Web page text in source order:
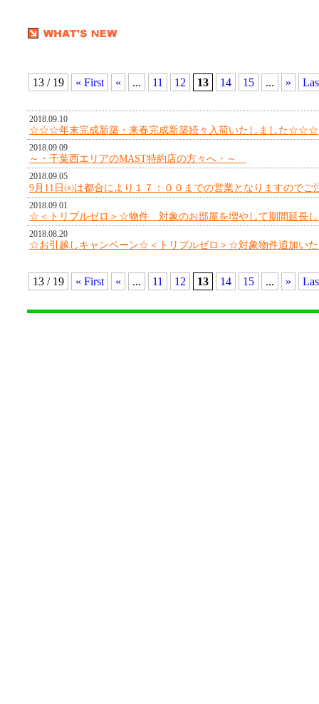
13 / 19 « First « ... 11 12 13 14 15 ... »
2018.09.10
☆☆☆年末完成新築・来春完成新築続々入荷いたしました☆☆☆
2018.09.09
～・千葉西エリアのMAST特約店の方々へ・～
2018.09.05
9月11日㈫は都合により１７：００までの営業となりますのでご
2018.09.01
☆＜トリプルゼロ＞☆物件 対象のお部屋を増やして期間延
2018.08.20
☆お引越しキャンペーン☆＜トリプルゼロ＞☆対象物件追加い
13 / 19 « First « ... 11 12 13 14 15 ... »